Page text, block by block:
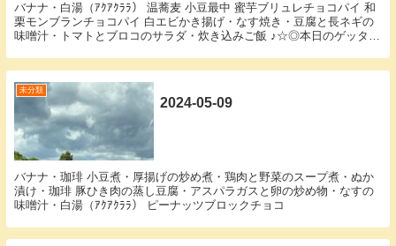
バナナ・白湯（ｱｸｱｸﾗﾗ） 温蕎麦 小豆最中 蜜芋ブリュレチョコパイ 和
栗モンブランチョコパイ 白エビかき揚げ・なす焼き・豆腐と長ネギの
味噌汁・トマトとブロコのサラダ・炊き込みご飯 ♪☆◎本日のゲッター
未分類
2024-05-09
バナナ・珈琲 小豆煮・厚揚げの炒め煮・鶏肉と野菜のスープ煮・ぬか
漬け・珈琲 豚ひき肉の蒸し豆腐・アスパラガスと卵の炒め物・なすの
味噌汁・白湯（ｱｸｱｸﾗﾗ） ピーナッツブロックチョコ